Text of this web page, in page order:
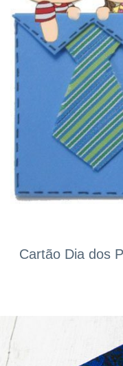
Cartão Dia dos